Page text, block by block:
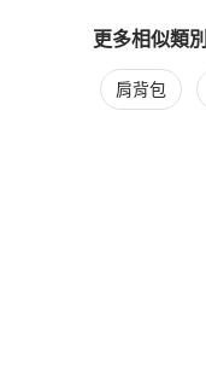
更多相似類別
更多肩背包